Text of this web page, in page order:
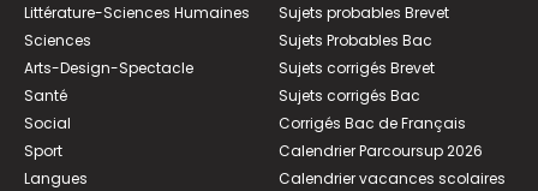
Littérature-Sciences Humaines
Sciences
Arts-Design-Spectacle
Santé
Social
Sport
Langues
Sujets probables Brevet
Sujets Probables Bac
Sujets corrigés Brevet
Sujets corrigés Bac
Corrigés Bac de Français
Calendrier Parcoursup 2026
Calendrier vacances scolaires